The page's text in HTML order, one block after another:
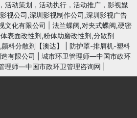
活动策划，活动执行，活动推广，影视媒
视公司,深圳影视制作公司,深圳影视广告
文化有限公司
法兰蝶阀,对夹式蝶阀,硬密
表面改性剂,粉体助磨改性剂,分散剂
料分散剂【澳达】
防护罩-排屑机-塑料
有限公司
城市环卫管理师—中国市政环
理师—中国市政环卫管理咨询网